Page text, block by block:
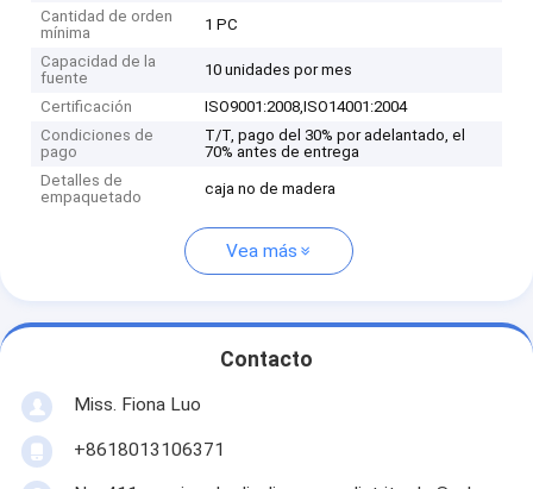
Cantidad de orden
mínima
1 PC
Capacidad de la
fuente
10 unidades por mes
Certificación
ISO9001:2008,ISO14001:2004
Condiciones de
pago
T/T, pago del 30% por adelantado, el
70% antes de entrega
Detalles de
empaquetado
caja no de madera
Vea más
Contacto
Miss. Fiona Luo
+8618013106371